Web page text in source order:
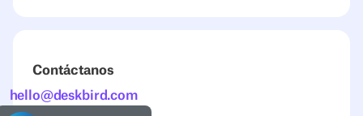
Contáctanos
hello@deskbird.com